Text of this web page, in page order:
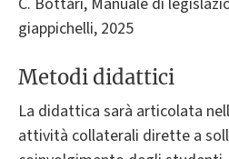
giappichelli, 2025
Metodi didattici
La didattica sarà articolata
attività collaterali dirette a